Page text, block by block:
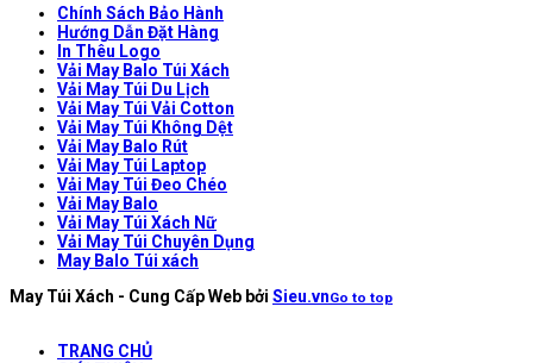
Chính Sách Bảo Hành
Hướng Dẫn Đặt Hàng
In Thêu Logo
Vải May Balo Túi Xách
Vải May Túi Du Lịch
Vải May Túi Vải Cotton
Vải May Túi Không Dệt
Vải May Balo Rút
Vải May Túi Laptop
Vải May Túi Đeo Chéo
Vải May Balo
Vải May Túi Xách Nữ
Vải May Túi Chuyên Dụng
May Balo Túi xách
May Túi Xách - Cung Cấp Web bởi Sieu.vnGo to top
TRANG CHỦ